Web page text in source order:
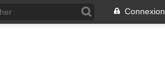
Connexion